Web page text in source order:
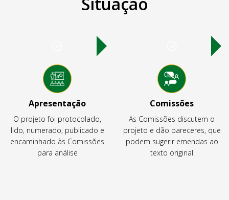
Apresentação
O projeto foi protocolado,
lido, numerado, publicado e
encaminhado às Comissões
para análise
Comissões
As Comissões discutem o
projeto e dão pareceres, que
podem sugerir emendas ao
texto original